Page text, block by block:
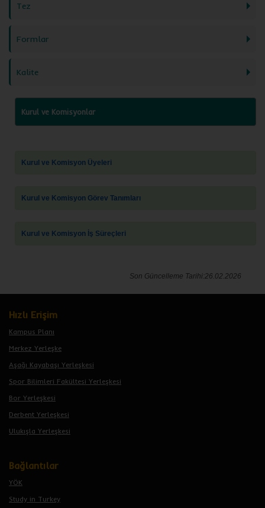
Tez
Formlar
Kalite
Kurul ve Komisyonlar
Kurul ve Komisyon Üyeleri
Kurul ve Komisyon Görev Tanımları
Kurul ve Komisyon İş Süreçleri
Son Güncelleme Tarihi:26.02.2026
Hızlı Erişim
Kampus Planı
Merkez Yerleşke
Aşağı Kayabaşı Yerleşkesi
Spor Bilimleri Fakültesi Yerleşkesi
Bor Yerleşkesi
Derbent Yerleşkesi
Ulukışla Yerleşkesi
Bağlantılar
YÖK
Study in Turkey